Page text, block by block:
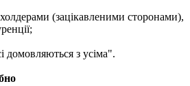
(зацікавленими сторонами),
домовляються з усіма".